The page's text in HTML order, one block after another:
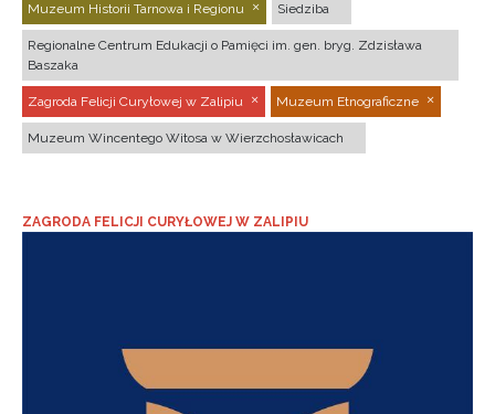
Muzeum Historii Tarnowa i Regionu Siedziba
Regionalne Centrum Edukacji o Pamięci im. gen. bryg. Zdzisława
Baszaka
Zagroda Felicji Curyłowej w Zalipiu Muzeum Etnograficzne
Muzeum Wincentego Witosa w Wierzchosławicach
ZAGRODA FELICJI CURYŁOWEJ W ZALIPIU